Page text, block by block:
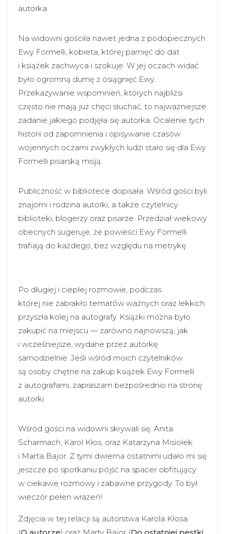
autorka.
Na widowni gościła nawet jedna z podopiecznych
Ewy Formelli, kobieta, której pamięć do dat
i książek zachwyca i szokuje. W jej oczach widać
było ogromną dumę z osiągnięć Ewy.
Przekazywanie wspomnień, których najbliżsi
często nie mają już chęci słuchać, to najważniejsze
zadanie jakiego podjęła się autorka. Ocalenie tych
historii od zapomnienia i opisywanie czasów
wojennych oczami zwykłych ludzi stało się dla Ewy
Formelli pisarską misją.
Publiczność w bibliotece dopisała. Wśród gości byli
znajomi i rodzina autorki, a także czytelnicy
biblioteki, blogerzy oraz pisarze. Przedział wiekowy
obecnych sugeruje, że powieści Ewy Formelli
trafiają do każdego, bez względu na metrykę.
Po długiej i ciepłej rozmowie, podczas
której nie zabrakło tematów ważnych oraz lekkich
przyszła kolej na autografy. Książki można było
zakupić na miejscu — zarówno najnowszą, jak
i wcześniejsze, wydane przez autorkę
samodzielnie. Jeśli wśród moich czytelników
są osoby chętne na zakup książek Ewy Formelli
z autografami, zapraszam bezpośrednio na stronę
autorki.
Wśród gości na widowni skrywali się: Anita
Scharmach, Karol Kłos, oraz Katarzyna Misiołek
i Marta Bajor. Z tymi dwiema ostatnimi udało mi się
jeszcze po spotkaniu pójść na spacer obfitujący
w ciekawe rozmowy i zabawne przygody. To był
wieczór pełen wrażeń!
Zdjęcia w tej relacji są autorstwa Karola Kłosa
(O autorze) oraz Marty Bajor (Do ostatniej pestki